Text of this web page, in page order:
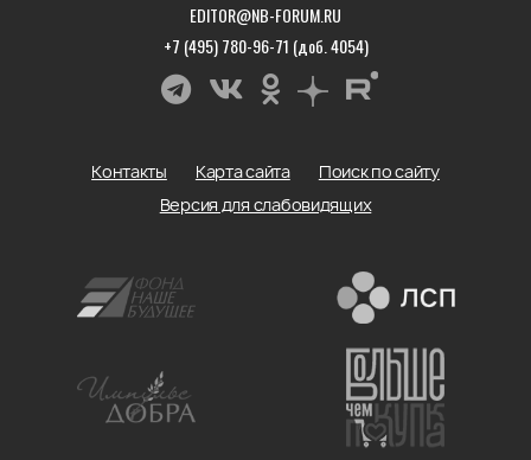
EDITOR@NB-FORUM.RU
+7 (495) 780-96-71 (доб. 4054)
Контакты Карта сайта
Поиск по сайту
Версия для слабовидящих